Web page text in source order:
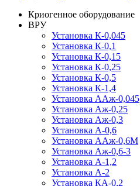
Криогенное оборудование
ВРУ
Установка К-0,045
Установка К-0,1
Установка К-0,15
Установка К-0,25
Установка К-0,5
Установка К-1,4
Установка ААж-0,045
Установка Аж-0,25
Установка Аж-0,3
Установка А-0,6
Установка ААж-0,6М
Установка Аж-0,6-3
Установка А-1,2
Установка А-2
Установка КА-0,2